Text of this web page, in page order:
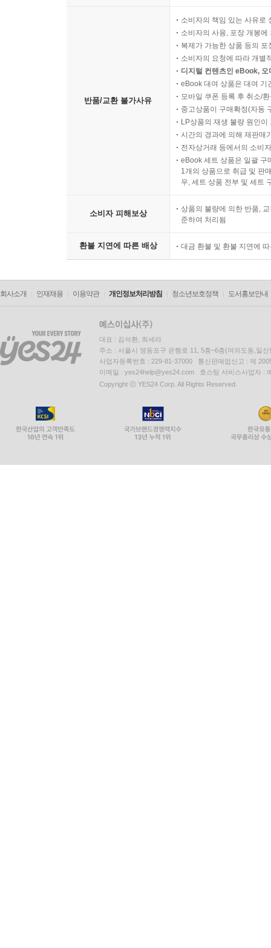
반품/교환 불가사유
소비자의 책임 있는 사유로
소비자의 사용, 포장 개봉
복제가 가능한 상품 등의
소비자의 요청에 따라 개별
디지털 컨텐츠인 eBook,
eBook 대여 상품은 대여 기
모바일 쿠폰 등록 후 취소/
중고상품이 구매확정(자동
LP상품의 재생 불량 원인
시간의 경과에 의해 재판매
전자상거래 등에서의 소비
eBook 세트 상품은 일괄 구
1개의 상품으로 취급 및 판
우, 세트 상품 전부 및 세트
소비자 피해보상
상품의 불량에 의한 반품,
준하여 처리됨
환불 지연에 따른 배상 대금 환불 및 환불 지연에
회사소개 인재채용 이용약관 개인정보처리방침 청소년보호정책 도서홍보안내
대표 : 김석환, 최세라
주소 : 서울시 영등포구 은행로 11, 5층~6층(여의도동,일신
사업자등록번호 : 229-81-37000 통신판매업신고 : 제
이메일 : yes24help@yes24.com 호스팅 서비스사업자 :
Copyright ⓒ YES24 Corp. All Rights Reserved.